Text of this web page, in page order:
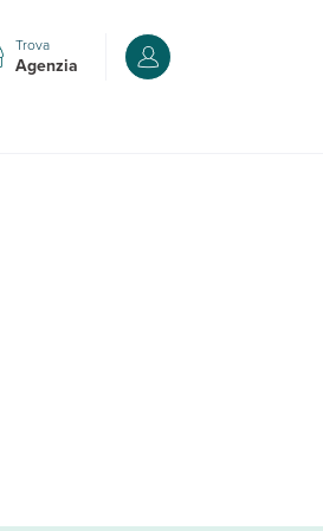
Trova
Agenzia Accedi o registrati